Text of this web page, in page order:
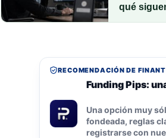
qué
RECOMENDACIÓN DE
Funding Pips:
Una opción muy
fondeada, reglas
registrarse con